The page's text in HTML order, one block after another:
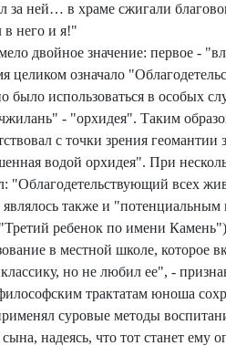
ней… в храме сжигали
в него и я!"
двойное значение: первое -
целиком означало
использоваться в особых
- "орхидея". Таким
с точки зрения
водой орхидея". При
всех
также и
ребенок по имени
в местной школе, которое
но не любил ее", -
трактатам юноша
суровые методы
надеясь, что тот станет ему